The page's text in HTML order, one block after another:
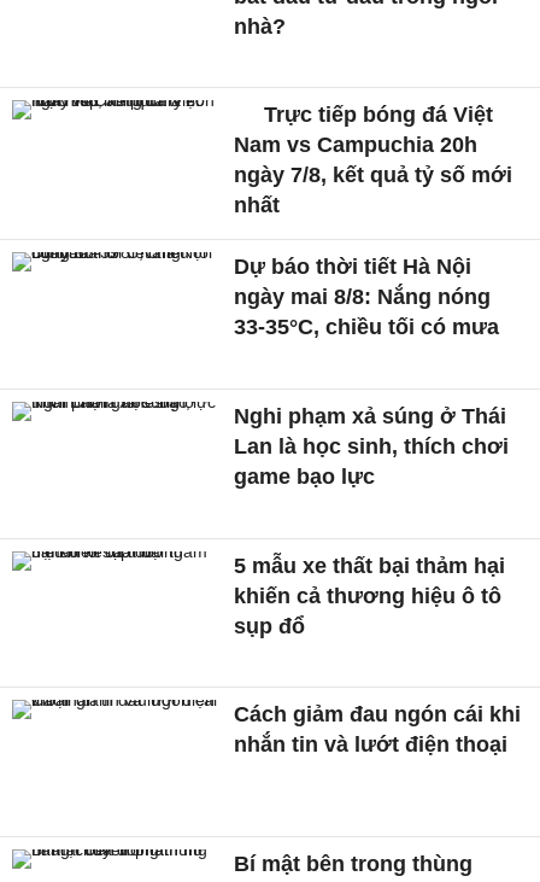
nhà?
Trực tiếp bóng đá Việt
Nam vs Campuchia 20h
ngày 7/8, kết quả tỷ số mới
nhất
Dự báo thời tiết Hà Nội
ngày mai 8/8: Nắng nóng
33-35°C, chiều tối có mưa
Nghi phạm xả súng ở Thái
Lan là học sinh, thích chơi
game bạo lực
5 mẫu xe thất bại thảm hại
khiến cả thương hiệu ô tô
sụp đổ
Cách giảm đau ngón cái khi
nhắn tin và lướt điện thoại
Bí mật bên trong thùng